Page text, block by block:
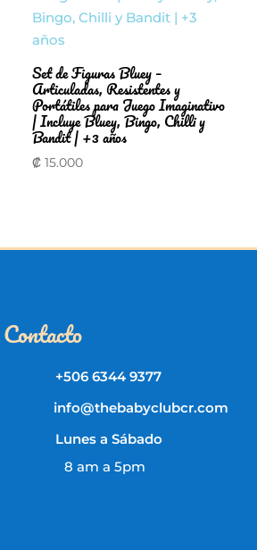
Set de Figuras Bluey –
Articuladas, Resistentes y
Portátiles para Juego Imaginativo
| Incluye Bluey, Bingo, Chilli y
Bandit | +3 años
₡15.000
Contacto
+506 6344 9377
info@thebabyclubcr.com
Lunes a Sábado
8 am a 5pm